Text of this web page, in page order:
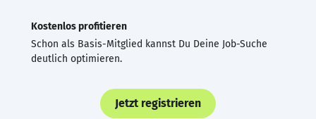
Kostenlos profitieren
Schon als Basis-Mitglied kannst Du Deine Job-Suche
deutlich optimieren.
Jetzt registrieren